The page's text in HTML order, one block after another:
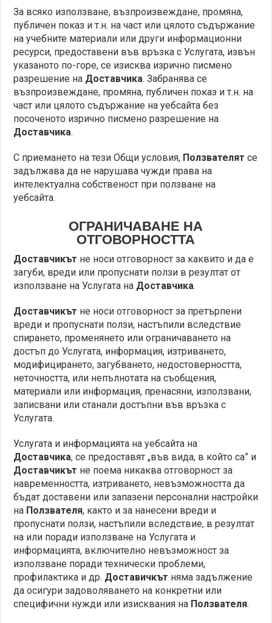
За всяко използване, възпроизвеждане, промяна,
публичен показ и т.н. на част или цялото съдържание
на учебните материали или други информационни
ресурси, предоставени във връзка с Услугата, извън
указаното по-горе, се изисква изрично писмено
разрешение на Доставчика. Забранява се
възпроизвеждане, промяна, публичен показ и т.н. на
част или цялото съдържание на уебсайта без
посоченото изрично писмено разрешение на
Доставчика.
С приемането на тези Общи условия, Ползвателят се
задължава да не нарушава чужди права на
интелектуална собственост при ползване на
уебсайта.
ОГРАНИЧАВАНЕ НА
ОТГОВОРНОСТТА
Доставчикът не носи отговорност за каквито и да е
загуби, вреди или пропуснати ползи в резултат от
използване на Услугата на Доставчика.
Доставчикът не носи отговорност за претърпени
вреди и пропуснати ползи, настъпили вследствие
спирането, променянето или ограничаването на
достъп до Услугата, информация, изтриването,
модифицирането, загубването, недостоверността,
неточността, или непълнотата на съобщения,
материали или информация, пренасяни, използвани,
записвани или станали достъпни във връзка с
Услугата.
Услугата и информацията на уебсайта на
Доставчика, се предоставят „във вида, в който са” и
Доставчикът не поема никаква отговорност за
навременността, изтриването, невъзможността да
бъдат доставени или запазени персонални настройки
на Ползвателя, както и за нанесени вреди и
пропуснати ползи, настъпили вследствие, в резултат
на или поради използване на Услугата и
информацията, включително невъзможност за
използване поради технически проблеми,
профилактика и др. Доставичкът няма задължение
да осигури задоволяването на конкретни или
специфични нужди или изисквания на Ползвателя.